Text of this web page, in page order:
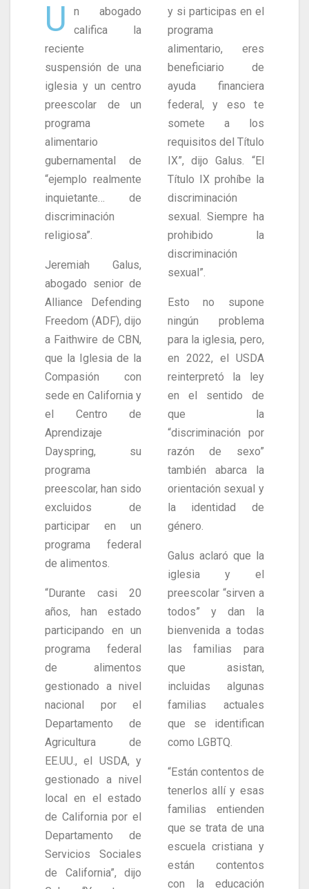
U
n abogado
califica la
reciente
suspensión de una
iglesia y un centro
preescolar de un
programa
alimentario
gubernamental de
“ejemplo realmente
inquietante… de
discriminación
religiosa”.
Jeremiah Galus,
abogado senior de
Alliance Defending
Freedom (ADF), dijo
a Faithwire de CBN,
que la Iglesia de la
Compasión con
sede en California y
el Centro de
Aprendizaje
Dayspring, su
programa
preescolar, han sido
excluidos de
participar en un
programa federal
de alimentos.
“Durante casi 20
años, han estado
participando en un
programa federal
de alimentos
gestionado a nivel
nacional por el
Departamento de
Agricultura de
EE.UU., el USDA, y
gestionado a nivel
local en el estado
de California por el
Departamento de
Servicios Sociales
de California”, dijo
y si participas en el
programa
alimentario, eres
beneficiario de
ayuda financiera
federal, y eso te
somete a los
requisitos del Título
IX”, dijo Galus. “El
Título IX prohíbe la
discriminación
sexual. Siempre ha
prohibido la
discriminación
sexual”.
Esto no supone
ningún problema
para la iglesia, pero,
en 2022, el USDA
reinterpretó la ley
en el sentido de
que la
“discriminación por
razón de sexo”
también abarca la
orientación sexual y
la identidad de
género.
Galus aclaró que la
iglesia y el
preescolar “sirven a
todos” y dan la
bienvenida a todas
las familias para
que asistan,
incluidas algunas
familias actuales
que se identifican
como LGBTQ.
“Están contentos de
tenerlos allí y esas
familias entienden
que se trata de una
escuela cristiana y
están contentos
con la educación